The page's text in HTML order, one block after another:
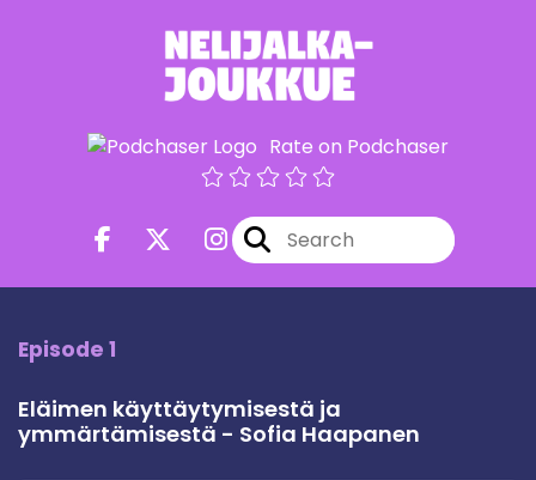
Rate on Podchaser
Episode 1
Eläimen käyttäytymisestä ja
ymmärtämisestä - Sofia Haapanen